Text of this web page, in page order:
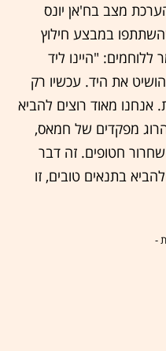
מצב בח'אן יונס
במבצע חילוץ
"היינו ליד
את היד. עכשיו רק
אנחנו מאוד רוצים להביא
מפקדים של חמאס,
חטופים. זה דבר
בתנאים טובים, זו
-